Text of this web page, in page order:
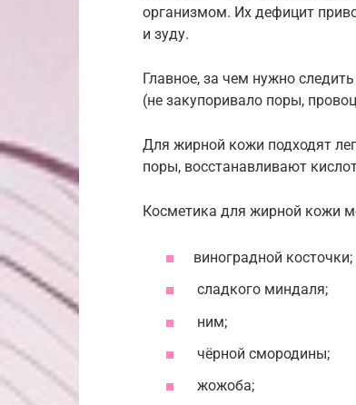
организмом. Их дефицит
и зуду.
Главное, за чем нужно
(не закупоривало поры,
Для жирной кожи подходят
поры, восстанавливают
Косметика для жирной кожи
виноградной косточки;
сладкого миндаля;
ним;
чёрной смородины;
жожоба;